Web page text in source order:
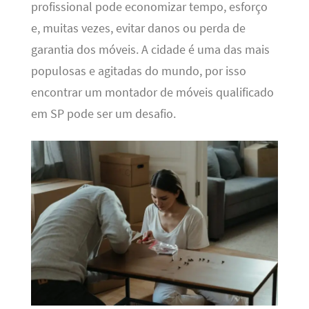
profissional pode economizar tempo, esforço
e, muitas vezes, evitar danos ou perda de
garantia dos móveis. A cidade é uma das mais
populosas e agitadas do mundo, por isso
encontrar um montador de móveis qualificado
em SP pode ser um desafio.